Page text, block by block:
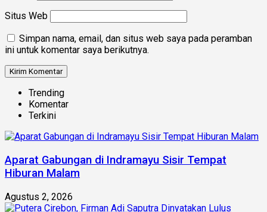
Situs Web
Simpan nama, email, dan situs web saya pada peramban
ini untuk komentar saya berikutnya.
Trending
Komentar
Terkini
Aparat Gabungan di Indramayu Sisir Tempat
Hiburan Malam
Agustus 2, 2026